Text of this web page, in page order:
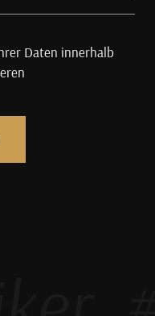
Daten innerhalb